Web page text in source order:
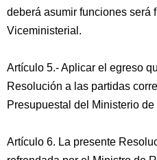
deberá asumir funciones será
Viceministerial.
Artículo 5.- Aplicar el egreso
Resolución a las partidas
Presupuestal del Ministerio
Artículo 6. La presente